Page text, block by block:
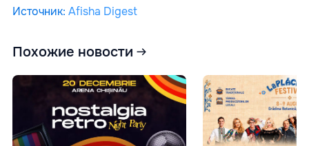
Источник: Afisha Digest
Похожие новости